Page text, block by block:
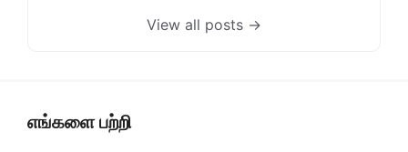
View all posts →
எங்களை பற்றி